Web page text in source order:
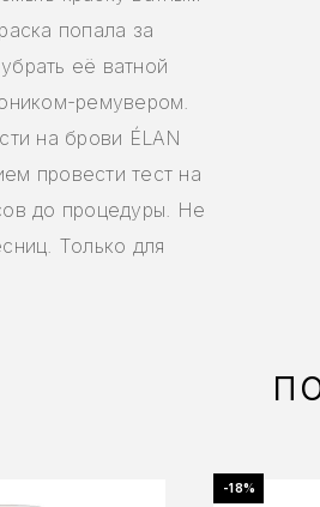
попала за
её ватной
ремувером.
на брови ÉLAN
провести тест на
до процедуры. Не
Только для
-18%